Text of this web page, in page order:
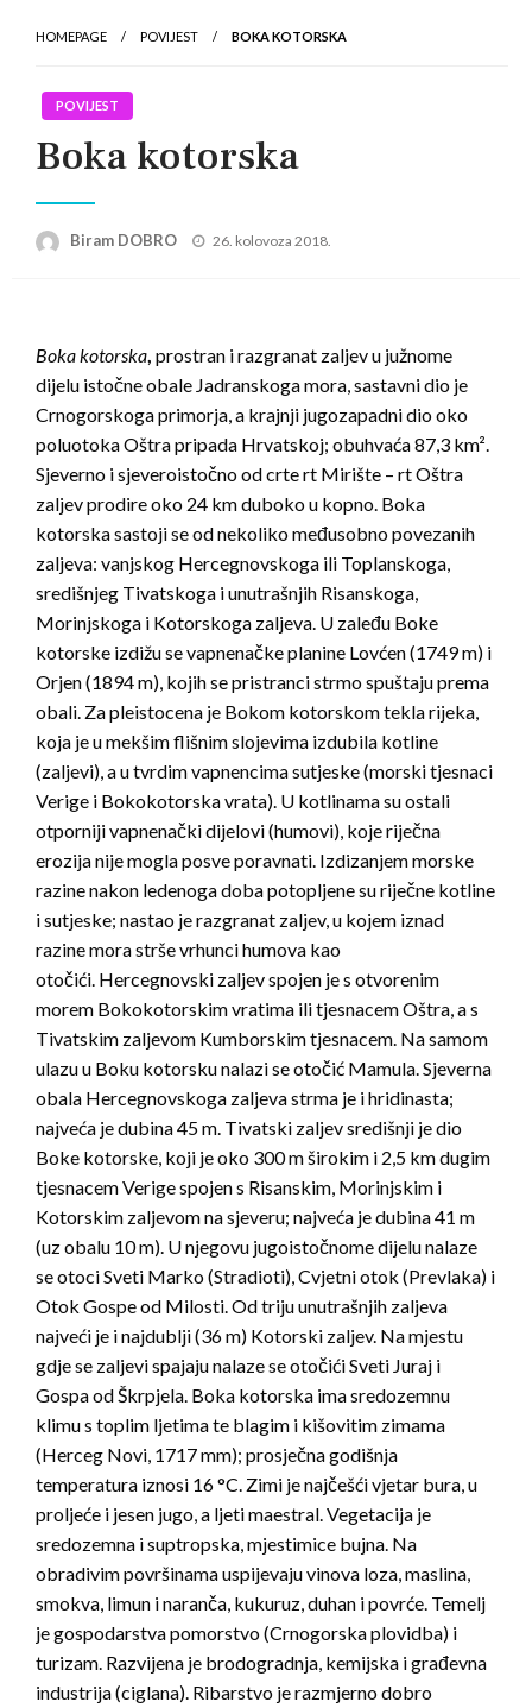
HOMEPAGE POVIJEST BOKA KOTORSKA
POVIJEST
Boka kotorska
Biram DOBRO
Posted
26. kolovoza 2018.
Boka kotorska, prostran i razgranat zaljev u južnome
dijelu istočne obale Jadranskoga mora, sastavni dio je
Crnogorskoga primorja, a krajnji jugozapadni dio oko
poluotoka Oštra pripada Hrvatskoj; obuhvaća 87,3 km².
Sjeverno i sjeveroistočno od crte rt Mirište – rt Oštra
zaljev prodire oko 24 km duboko u kopno. Boka
kotorska sastoji se od nekoliko međusobno povezanih
zaljeva: vanjskog Hercegnovskoga ili Toplanskoga,
središnjeg Tivatskoga i unutrašnjih Risanskoga,
Morinjskoga i Kotorskoga zaljeva. U zaleđu Boke
kotorske izdižu se vapnenačke planine Lovćen (1749 m) i
Orjen (1894 m), kojih se pristranci strmo spuštaju prema
obali. Za pleistocena je Bokom kotorskom tekla rijeka,
koja je u mekšim flišnim slojevima izdubila kotline
(zaljevi), a u tvrdim vapnencima sutjeske (morski tjesnaci
Verige i Bokokotorska vrata). U kotlinama su ostali
otporniji vapnenački dijelovi (humovi), koje riječna
erozija nije mogla posve poravnati. Izdizanjem morske
razine nakon ledenoga doba potopljene su riječne kotline
i sutjeske; nastao je razgranat zaljev, u kojem iznad
razine mora strše vrhunci humova kao
otočići. Hercegnovski zaljev spojen je s otvorenim
morem Bokokotorskim vratima ili tjesnacem Oštra, a s
Tivatskim zaljevom Kumborskim tjesnacem. Na samom
ulazu u Boku kotorsku nalazi se otočić Mamula. Sjeverna
obala Hercegnovskoga zaljeva strma je i hridinasta;
najveća je dubina 45 m. Tivatski zaljev središnji je dio
Boke kotorske, koji je oko 300 m širokim i 2,5 km dugim
tjesnacem Verige spojen s Risanskim, Morinjskim i
Kotorskim zaljevom na sjeveru; najveća je dubina 41 m
(uz obalu 10 m). U njegovu jugoistočnome dijelu nalaze
se otoci Sveti Marko (Stradioti), Cvjetni otok (Prevlaka) i
Otok Gospe od Milosti. Od triju unutrašnjih zaljeva
najveći je i najdublji (36 m) Kotorski zaljev. Na mjestu
gdje se zaljevi spajaju nalaze se otočići Sveti Juraj i
Gospa od Škrpjela. Boka kotorska ima sredozemnu
klimu s toplim ljetima te blagim i kišovitim zimama
(Herceg Novi, 1717 mm); prosječna godišnja
temperatura iznosi 16 °C. Zimi je najčešći vjetar bura, u
proljeće i jesen jugo, a ljeti maestral. Vegetacija je
sredozemna i suptropska, mjestimice bujna. Na
obradivim površinama uspijevaju vinova loza, maslina,
smokva, limun i naranča, kukuruz, duhan i povrće. Temelj
je gospodarstva pomorstvo (Crnogorska plovidba) i
turizam. Razvijena je brodogradnja, kemijska i građevna
industrija (ciglana). Ribarstvo je razmjerno dobro